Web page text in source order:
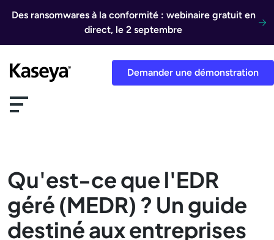
Des ransomwares à la conformité : webinaire gratuit en
direct, le 2 septembre
Demander une démonstration
Qu'est-ce que l'EDR
géré (MEDR) ? Un guide
destiné aux entreprises